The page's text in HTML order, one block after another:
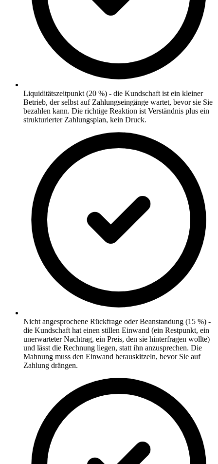
Liquiditätszeitpunkt (20 %) - die Kundschaft ist ein kleiner
Betrieb, der selbst auf Zahlungseingänge wartet, bevor sie Sie
bezahlen kann. Die richtige Reaktion ist Verständnis plus ein
strukturierter Zahlungsplan, kein Druck.
Nicht angesprochene Rückfrage oder Beanstandung (15 %) -
die Kundschaft hat einen stillen Einwand (ein Restpunkt, ein
unerwarteter Nachtrag, ein Preis, den sie hinterfragen wollte)
und lässt die Rechnung liegen, statt ihn anzusprechen. Die
Mahnung muss den Einwand herauskitzeln, bevor Sie auf
Zahlung drängen.